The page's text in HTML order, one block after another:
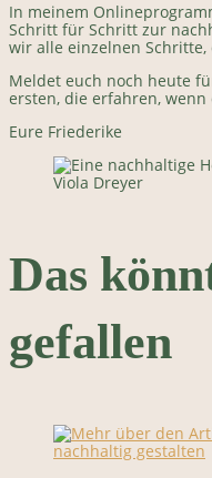
In meinem
Schritt für Schritt zur
wir alle einzelnen
Meldet euch noch heute
ersten, die erfahren,
Eure Friederike
Viola Dreyer
Das
gefallen